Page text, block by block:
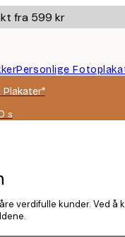
fra 599 kr
Personlige
s
verdifulle kunder. Ved å